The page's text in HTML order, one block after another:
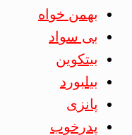
بهمن خواه
بی سواد
بیتکوین
بیلبورد
پانزی
پدرخوب